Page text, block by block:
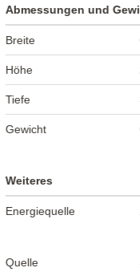
Abmessungen und
Breite
Höhe
Tiefe
Gewicht
Weiteres
Energiequelle
Quelle